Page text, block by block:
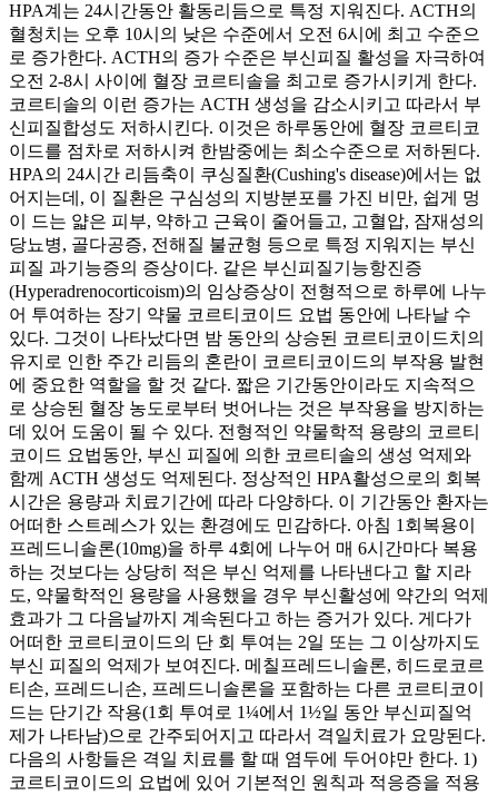
HPA계는 24시간동안 활동리듬으로 특정 지워진다. ACTH의
혈청치는 오후 10시의 낮은 수준에서 오전 6시에 최고 수준으
로 증가한다. ACTH의 증가 수준은 부신피질 활성을 자극하여
오전 2-8시 사이에 혈장 코르티솔을 최고로 증가시키게 한다.
코르티솔의 이런 증가는 ACTH 생성을 감소시키고 따라서 부
신피질합성도 저하시킨다. 이것은 하루동안에 혈장 코르티코
이드를 점차로 저하시켜 한밤중에는 최소수준으로 저하된다.
HPA의 24시간 리듬축이 쿠싱질환(Cushing's disease)에서는 없
어지는데, 이 질환은 구심성의 지방분포를 가진 비만, 쉽게 멍
이 드는 얇은 피부, 약하고 근육이 줄어들고, 고혈압, 잠재성의
당뇨병, 골다공증, 전해질 불균형 등으로 특정 지워지는 부신
피질 과기능증의 증상이다. 같은 부신피질기능항진증
(Hyperadrenocorticoism)의 임상증상이 전형적으로 하루에 나누
어 투여하는 장기 약물 코르티코이드 요법 동안에 나타날 수
있다. 그것이 나타났다면 밤 동안의 상승된 코르티코이드치의
유지로 인한 주간 리듬의 혼란이 코르티코이드의 부작용 발현
에 중요한 역할을 할 것 같다. 짧은 기간동안이라도 지속적으
로 상승된 혈장 농도로부터 벗어나는 것은 부작용을 방지하는
데 있어 도움이 될 수 있다. 전형적인 약물학적 용량의 코르티
코이드 요법동안, 부신 피질에 의한 코르티솔의 생성 억제와
함께 ACTH 생성도 억제된다. 정상적인 HPA활성으로의 회복
시간은 용량과 치료기간에 따라 다양하다. 이 기간동안 환자는
어떠한 스트레스가 있는 환경에도 민감하다. 아침 1회복용이
프레드니솔론(10mg)을 하루 4회에 나누어 매 6시간마다 복용
하는 것보다는 상당히 적은 부신 억제를 나타낸다고 할 지라
도, 약물학적인 용량을 사용했을 경우 부신활성에 약간의 억제
효과가 그 다음날까지 계속된다고 하는 증거가 있다. 게다가
어떠한 코르티코이드의 단 회 투여는 2일 또는 그 이상까지도
부신 피질의 억제가 보여진다. 메칠프레드니솔론, 히드로코르
티손, 프레드니손, 프레드니솔론을 포함하는 다른 코르티코이
드는 단기간 작용(1회 투여로 1¼에서 1½일 동안 부신피질억
제가 나타남)으로 간주되어지고 따라서 격일치료가 요망된다.
다음의 사항들은 격일 치료를 할 때 염두에 두어야만 한다. 1)
코르티코이드의 요법에 있어 기본적인 원칙과 적응증을 적용